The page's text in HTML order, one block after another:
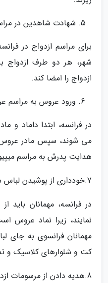
شهادت شاهدین در
برای مراسم ازدواج در
شهر، هر دو طرف ازدواج
ازدواج را امضا کند.
ورود عروس به مراسم
در فرانسه، ابتدا داماد و
می شوند، سپس مادر
هدایت پدرش به مراسم
7.خودداری از پوشیدن لباس سفید برای مهمانان
در فرانسه، مهمانان باید
نمایند، زیرا نماد عروس
مهمانان فرانسوی به جای
کت و شلوارهای کلاسیک و
8.هدیه دادن از مرسومات ازدواج درفرانسه